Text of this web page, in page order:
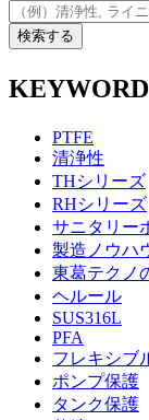
検索する
PTFE
清浄性
THシリーズ
RHシリーズ
サニタリー
製造ノウハ
東葛テクノ
ヘルール
SUS316L
PFA
フレキシブ
ポンプ保護
タンク保護